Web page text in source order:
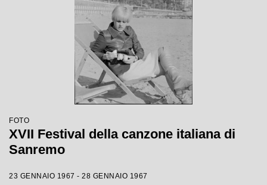
FOTO
XVII Festival della canzone italiana di
Sanremo
23 GENNAIO 1967 - 28 GENNAIO 1967